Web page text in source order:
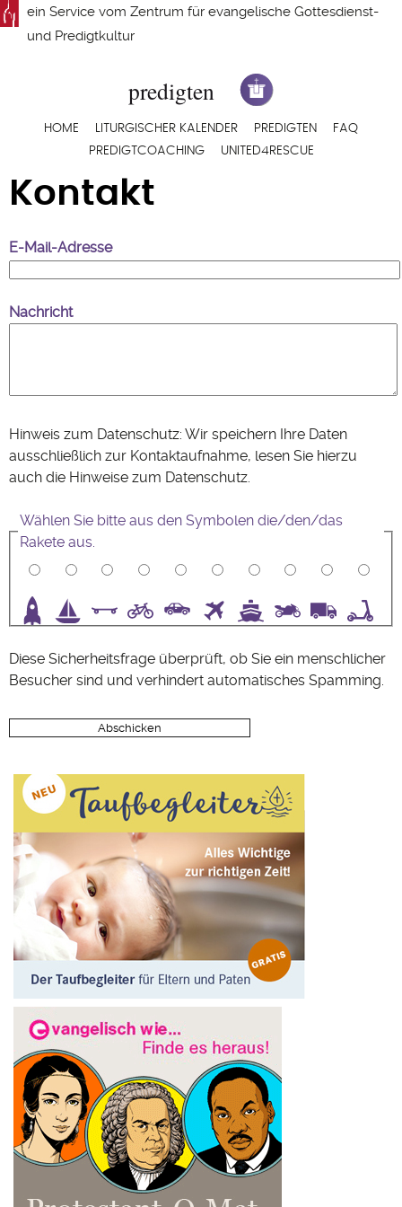
Direkt
zum
ein Service vom Zentrum für evangelische Gottesdienst-
und Predigtkultur
Hauptnavigation
HOME LITURGISCHER KALENDER PREDIGTEN
FAQ
PREDIGTCOACHING
UNITED4RESCUE
Kontakt
E-Mail-Adresse
Nachricht
Hinweis zum Datenschutz: Wir speichern Ihre Daten
ausschließlich zur Kontaktaufnahme, lesen Sie hierzu
auch die Hinweise zum Datenschutz.
Wählen Sie bitte aus den Symbolen die/den/das
Rakete aus.
Diese Sicherheitsfrage überprüft, ob Sie ein menschlicher
Besucher sind und verhindert automatisches Spamming.